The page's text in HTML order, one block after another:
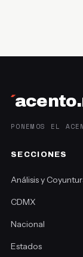
´
PONEMOS EL
SECCIONES
Análisis y
CDMX
Nacional
Estados